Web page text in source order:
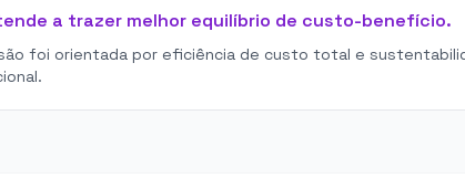
a trazer melhor equilíbrio de custo-benefício.
foi orientada por eficiência de custo total e